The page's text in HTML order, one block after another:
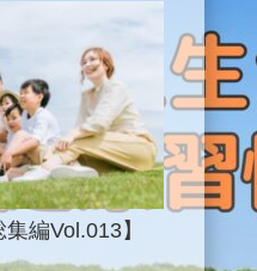
編Vol.013】